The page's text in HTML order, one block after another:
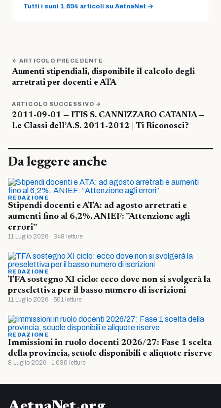
Tutti i suoi 1.694 articoli su AetnaNet →
← ARTICOLO PRECEDENTE
Aumenti stipendiali, disponibile il calcolo degli
arretrati per docenti e ATA
ARTICOLO SUCCESSIVO →
2011-09-01 — ITIS S. CANNIZZARO CATANIA —
Le Classi dell’A.S. 2011-2012 | Ti Riconosci?
Da leggere anche
REDAZIONE
Stipendi docenti e ATA: ad agosto arretrati e
aumenti fino al 6,2%. ANIEF: ”Attenzione agli
errori”
11 Luglio 2026 · 348 letture
REDAZIONE
TFA sostegno XI ciclo: ecco dove non si svolgerà la
preselettiva per il basso numero di iscrizioni
11 Luglio 2026 · 501 letture
REDAZIONE
Immissioni in ruolo docenti 2026/27: Fase 1 scelta
della provincia, scuole disponibili e aliquote riserve
8 Luglio 2026 · 1.030 letture